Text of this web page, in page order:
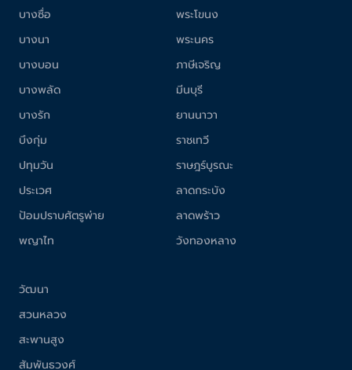
บางซื่อ
บางนา
บางบอน
บางพลัด
บางรัก
บึงกุ่ม
ปทุมวัน
ประเวศ
ป้อมปราบศัตรูพ่าย
พญาไท
พระโขนง
พระนคร
ภาษีเจริญ
มีนบุรี
ยานนาวา
ราชเทวี
ราษฎร์บูรณะ
ลาดกระบัง
ลาดพร้าว
วังทองหลาง
วัฒนา
สวนหลวง
สะพานสูง
สัมพันธวงศ์